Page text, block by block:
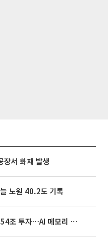
장서 화재 발생
노원 40.2도 기록
SK하이닉스, 용인·청주에 54조 투자…AI 메모리 생산기지 키운다